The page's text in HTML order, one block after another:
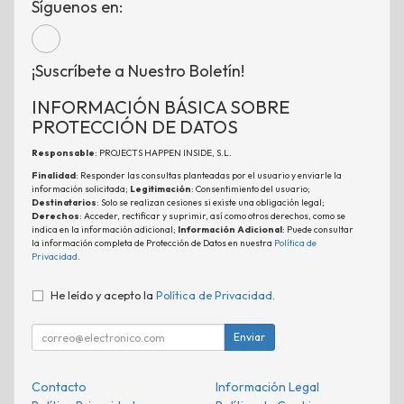
Síguenos en:
¡Suscríbete a Nuestro Boletín!
INFORMACIÓN BÁSICA SOBRE
PROTECCIÓN DE DATOS
Responsable: PROJECTS HAPPEN INSIDE, S.L.
Finalidad: Responder las consultas planteadas por el usuario y enviarle la
información solicitada; Legitimación: Consentimiento del usuario;
Destinatarios: Solo se realizan cesiones si existe una obligación legal;
Derechos: Acceder, rectificar y suprimir, así como otros derechos, como se
indica en la información adicional; Información Adicional: Puede consultar
la información completa de Protección de Datos en nuestra Política de
Privacidad.
He leído y acepto la Política de Privacidad.
Enviar
Contacto
Información Legal